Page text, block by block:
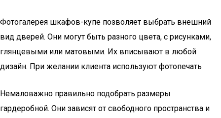
Фотогалерея шкафов-купе позволяет выбрать внешний
вид дверей. Они могут быть разного цвета, с рисунками,
глянцевыми или матовыми. Их вписывают в любой
дизайн. При желании клиента используют фотопечать
Немаловажно правильно подобрать размеры
гардеробной. Они зависят от свободного пространства и